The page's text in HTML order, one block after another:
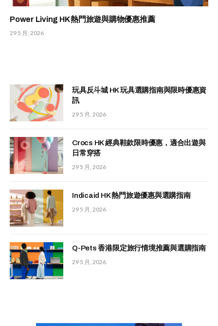
Power Living HK 熱門旅遊與購物優惠推薦
29 5 月, 2026
玩具反斗城 HK 玩具選購指南與限時優惠資
訊
29 5 月, 2026
Crocs HK 經典鞋款限時優惠，適合出遊與
日常穿搭
29 5 月, 2026
Indicaid HK 熱門旅遊優惠與選購指南
29 5 月, 2026
Q-Pets 香港限定旅行情境推薦與選購指南
29 5 月, 2026